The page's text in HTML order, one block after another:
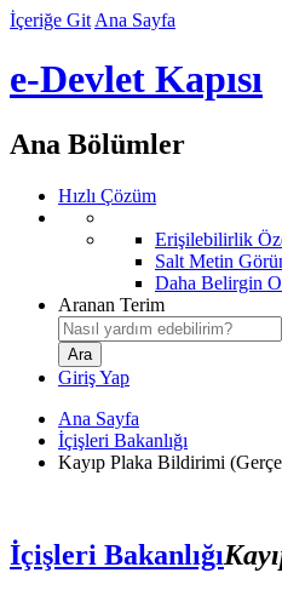
İçeriğe Git Ana Sayfa
e-Devlet Kapısı
Ana Bölümler
Hızlı Çözüm
Erişilebilirlik
Salt Metin
Daha Belirgin
Aranan Terim
Giriş Yap
Ana Sayfa
İçişleri Bakanlığı
Kayıp Plaka Bildirimi
İçişleri Bakanlığı